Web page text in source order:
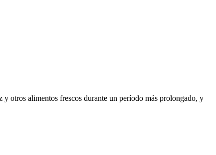
otros alimentos frescos durante un período más prolongado, y